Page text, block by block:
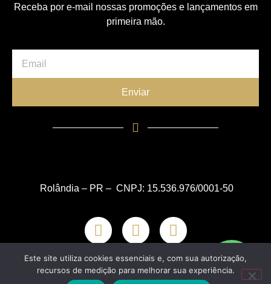
Receba por e-mail nossas promoções e lançamentos em
primeira mão.
Enviar
Rolândia – PR – CNPJ: 15.536.976/0001-50
Este site utiliza cookies essenciais e, com sua autorização,
recursos de medição para melhorar sua experiência.